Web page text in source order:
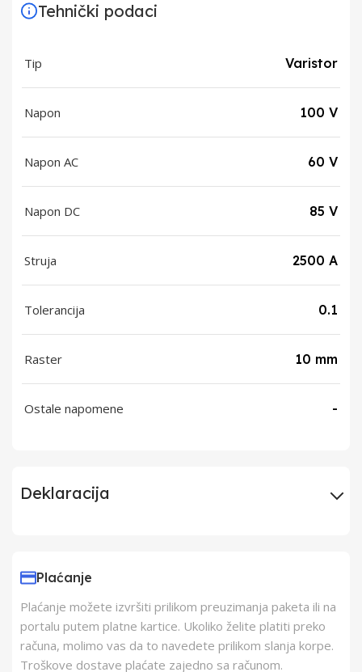
Tehnički podaci
Tip Varistor
Napon 100 V
Napon AC 60 V
Napon DC 85 V
Struja 2500 A
Tolerancija 0.1
Raster 10 mm
Ostale napomene -
Deklaracija
Proizvođač H kft.
Zemlja Porekla
Plaćanje
Plaćanje možete izvršiti prilikom preuzimanja paketa ili na
portalu putem platne kartice. Ukoliko želite platiti preko
računa, molimo vas da to navedete prilikom slanja korpe.
Troškove dostave plaćate zajedno sa računom.